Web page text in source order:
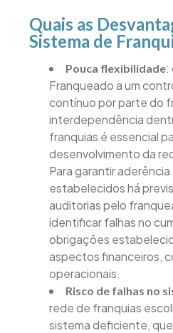
Quais as
Sistema de
Pouca flexibilidade:
Franqueado a um
contínuo por parte do
interdependência
franquias é essencial
desenvolvimento da
Para garantir
estabelecidos há
auditorias pelo
identificar falhas no
obrigações
aspectos financeiros,
operacionais.
Risco de falhas no
rede de franquias
sistema deficiente,